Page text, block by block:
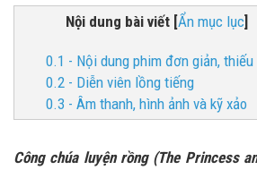
Nội dung bài viết [Ẩn mục lục]
0.1 - Nội dung phim đơn giản,
0.2 - Diễn viên lồng tiếng
0.3 - Âm thanh, hình ảnh và kỹ xảo
Công chúa luyện rồng (The Princess